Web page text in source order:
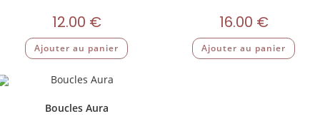
12.00 €
Ajouter au panier
16.00 €
Ajouter au panier
Boucles Aura